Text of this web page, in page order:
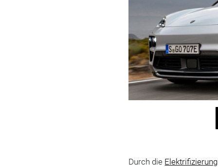
Durch die Elektrifizierung